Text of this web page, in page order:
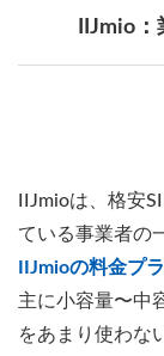
IIJmio
IIJmioは、格安
ている事業者の
IIJmioの料金プ
主に小容量〜中
をあまり使わな